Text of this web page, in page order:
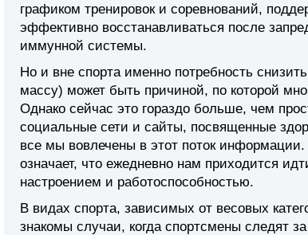
графиком тренировок и соревнований,
эффективно восстанавливаться после
иммунной системы.
Но и вне спорта именно потребность
массу) может быть причиной, по которой
Однако сейчас это гораздо больше, чем
социальные сети и сайты, посвященные
все мы вовлечены в этот поток
означает, что ежедневно нам приходится
настроением и работоспособностью.
В видах спорта, зависимых от весовых
знакомы случаи, когда спортсмены следят